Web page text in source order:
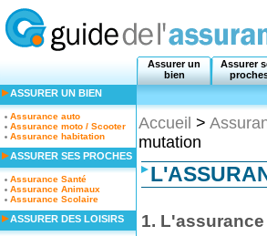
Assurer un
bien
Assurer
Accueil >
mutation
1.
ASSURER UN BIEN
Assurance auto
Assurance moto / Scooter
Assurance habitation
ASSURER SES PROCHES
Assurance Santé
Assurance Animaux
Assurance Scolaire
ASSURER DES LOISIRS